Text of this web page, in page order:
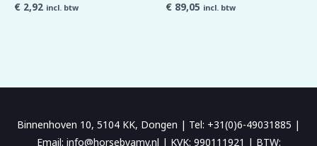
€ 2,92 incl. btw € 89,05 incl. btw
Binnenhoven 10, 5104 KK, Dongen | Tel: +31(0)6-49031885 |
Email: info@horsebyamy.nl | KVK: 990111921 | BTW: